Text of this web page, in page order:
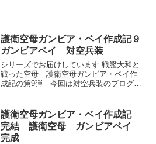
追加し合計12機編成としました。
護衛空母ガンビア・ベイ作成記９
ガンビアベイ 対空兵装
シリーズでお届けしています 戦艦大和と
戦った空母 護衛空母ガンビア・ベイ作
成記の第9弾 今回は対空兵装のブログで
40mm機関砲を作り上げたら、次に待っ
ていたのは20mm単装機銃20門
護衛空母ガンビア・ベイ作成記
完結 護衛空母 ガンビアベイ
完成